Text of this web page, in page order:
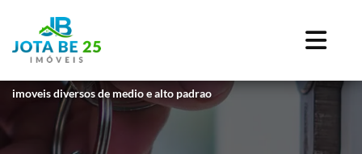
imoveis diversos de medio e alto padrao